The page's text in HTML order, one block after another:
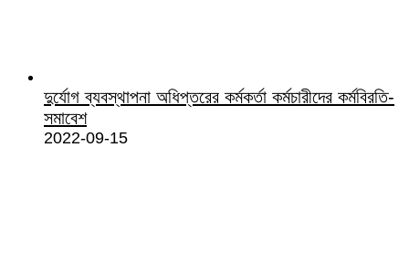
দুর্যোগ ব্যবস্থাপনা অধিপ্তরের কর্মকর্তা কর্মচারীদের কর্মবিরতি-
সমাবেশ
2022-09-15